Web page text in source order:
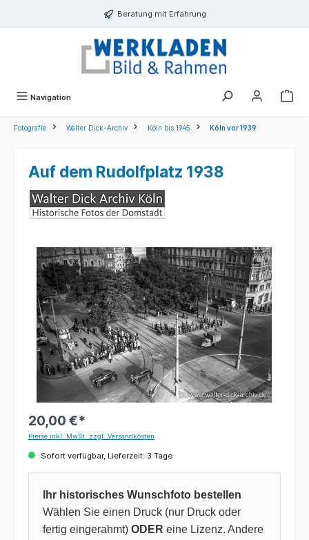
Beratung mit Erfahrung
Navigation
Fotografie Walter Dick-Archiv Köln bis 1945 Köln vor 1939
Auf dem Rudolfplatz 1938
Bildergalerie überspringen
20,00 €*
Preise inkl. MwSt. zzgl. Versandkosten
Sofort verfügbar, Lieferzeit: 3 Tage
Ihr historisches Wunschfoto bestellen
Wählen Sie einen Druck (nur Druck oder
fertig eingerahmt) ODER eine Lizenz. Andere